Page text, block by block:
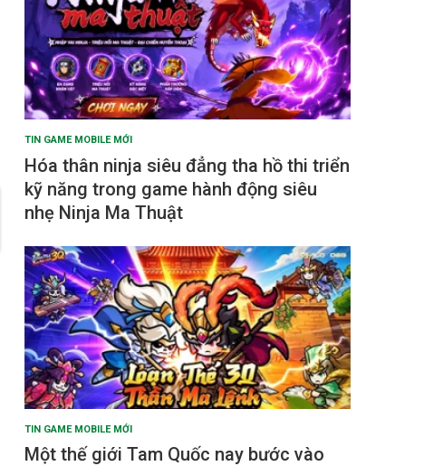
TIN GAME MOBILE MỚI
Hóa thân ninja siêu đẳng tha hồ thi triển
kỹ năng trong game hành động siêu
nhẹ Ninja Ma Thuật
TIN GAME MOBILE MỚI
Một thế giới Tam Quốc nay bước vào